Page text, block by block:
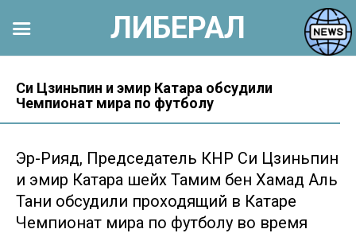
контенту
Си Цзиньпин и эмир Катара обсудили
Чемпионат мира по футболу
Эр-Рияд, Председатель КНР Си Цзиньпин
и эмир Катара шейх Тамим бен Хамад Аль
Тани обсудили проходящий в Катаре
Чемпионат мира по футболу во время
ЛИБЕРАЛ